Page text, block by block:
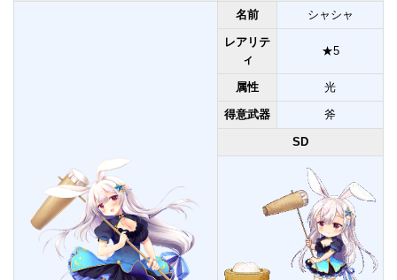
名前 シャシャ
レアリテ
ィ
★5
属性 光
得意武器 斧
SD